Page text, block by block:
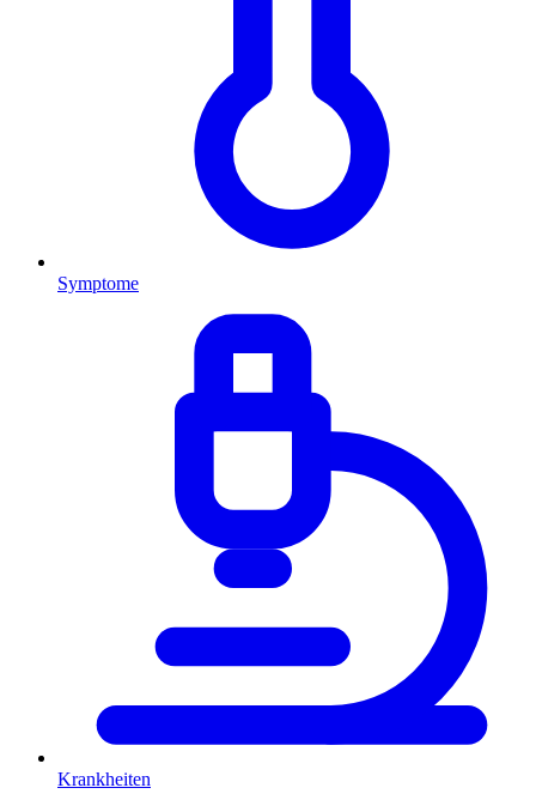
Symptome
Krankheiten